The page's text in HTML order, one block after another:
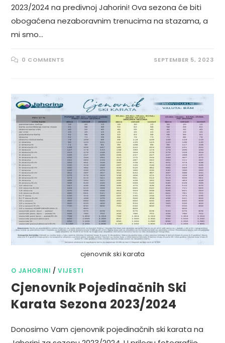
2023/2024 na predivnoj Jahorini! Ova sezona će biti
obogaćena nezaboravnim trenucima na stazama, a
mi smo…
0 COMMENTS SEPTEMBER 5, 2023
cjenovnik ski karata
O JAHORINI /VIJESTI
Cjenovnik Pojedinačnih Ski
Karata Sezona 2023/2024
Donosimo Vam cjenovnik pojedinačnih ski karata na